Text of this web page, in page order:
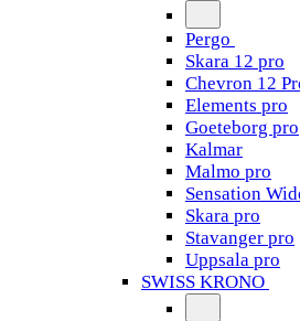
Pergo
Skara 12 pro
Chevron 12
Elements pro
Goeteborg pro
Kalmar
Malmo pro
Sensation
Skara pro
Stavanger pro
Uppsala pro
SWISS KRONO